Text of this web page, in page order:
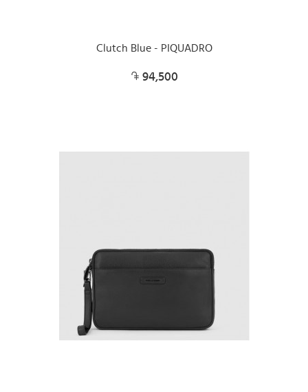
Clutch Blue - PIQUADRO
94,500